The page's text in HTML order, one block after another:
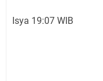
Isya 19:07 WIB